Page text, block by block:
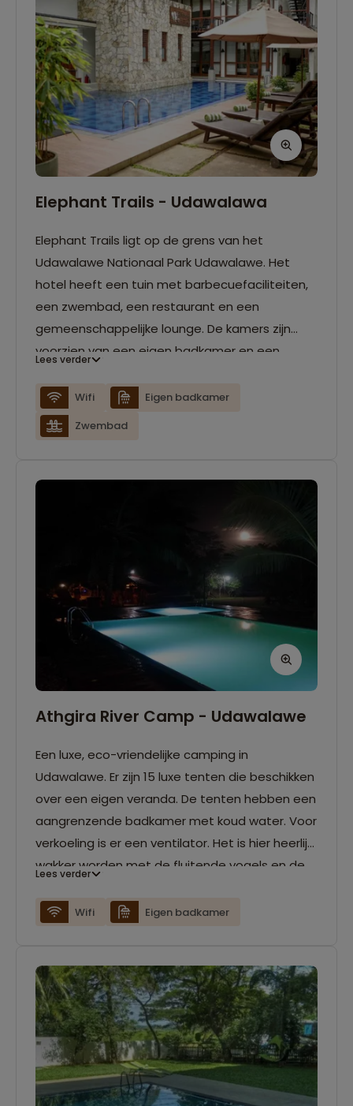
Elephant Trails - Udawalawa
Elephant Trails ligt op de grens van het
Udawalawe Nationaal Park Udawalawe. Het
hotel heeft een tuin met barbecuefaciliteiten,
een zwembad, een restaurant en een
gemeenschappelijke lounge. De kamers zijn
voorzien van een eigen badkamer en een
gratis wifi beschikbaar.
Lees verder
Wifi
Eigen badkamer
Zwembad
Athgira River Camp - Udawalawe
Een luxe, eco-vriendelijke camping in
Udawalawe. Er zijn 15 luxe tenten die beschikken
over een eigen veranda. De tenten hebben een
aangrenzende badkamer met koud water. Voor
verkoeling is er een ventilator. Het is hier heerlijk
wakker worden met de fluitende vogels en de
dineren kan in het openlucht restaurant.
Lees verder
Wifi Eigen badkamer